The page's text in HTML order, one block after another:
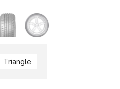
Triangle